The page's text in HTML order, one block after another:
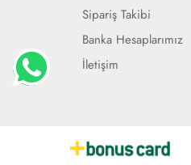
Sipariş Takibi
Banka Hesaplarımız
İletişim